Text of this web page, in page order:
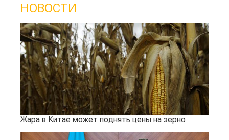
НОВОСТИ
Жара в Китае может поднять цены на зерно